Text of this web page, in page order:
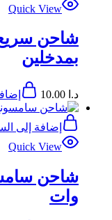
Quick View
بمدخلين
د.ا
إضافة إلى
Quick View
وات